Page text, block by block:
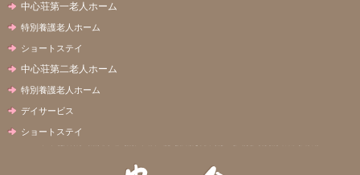
中心荘第一老人ホーム
特別養護老人ホーム
ショートステイ
中心荘第二老人ホーム
特別養護老人ホーム
デイサービス
ショートステイ